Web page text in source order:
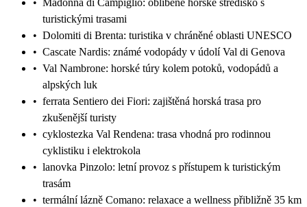
•
Madonna di Campiglio: oblíbené horské středisko s
turistickými trasami
• Dolomiti di Brenta: turistika v chráněné oblasti UNESCO
• Cascate Nardis: známé vodopády v údolí Val di Genova
• Val Nambrone: horské túry kolem potoků, vodopádů a
alpských luk
• ferrata Sentiero dei Fiori: zajištěná horská trasa pro
zkušenější turisty
• cyklostezka Val Rendena: trasa vhodná pro rodinnou
cyklistiku i elektrokola
• lanovka Pinzolo: letní provoz s přístupem k turistickým
trasám
• termální lázně Comano: relaxace a wellness přibližně 35 km